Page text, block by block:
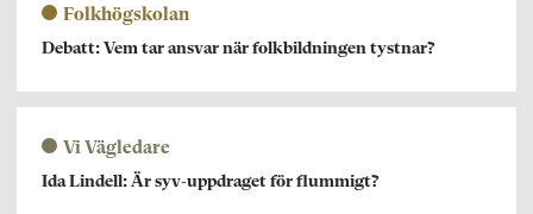
Folkhögskolan
Debatt: Vem tar ansvar när folkbildningen tystnar?
Vi Vägledare
Ida Lindell: Är syv-uppdraget för flummigt?